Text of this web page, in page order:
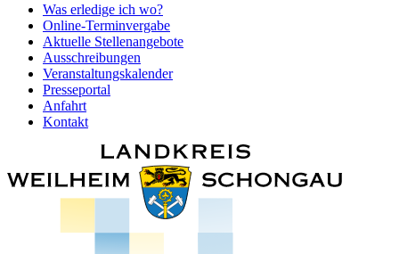
Was erledige ich wo?
Online-Terminvergabe
Aktuelle Stellenangebote
Ausschreibungen
Veranstaltungskalender
Presseportal
Anfahrt
Kontakt